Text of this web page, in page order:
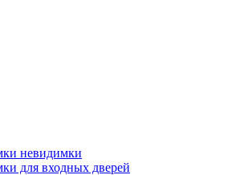
невидимки
для входных дверей